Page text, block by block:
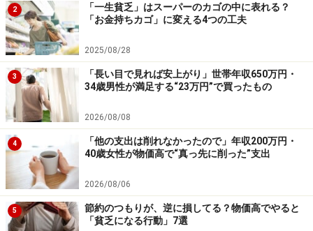
最近では、本業以外に副業を許す会社が増えてきていま
す。会社の就業規定をよく確認して、空いた時間を収入
アップにつなげましょう。副業には、他の事業所に働き
に行くものから、自宅でパソコンなどを使って収入を得
るものまで多岐にわたります。
具体的には、土日、祝日だけコンビニやカフェなどのシ
ョップで働く人もいれば、自宅でWebライター、プログ
ラミング、動画編集、オンライン教師などで収入を得る
人もいます。いずれの場合も、本業や家庭生活などに悪
影響が出ない範囲で、自分に合った方法を選びましょ
う。
2
「一生貧乏」はスーパーのカゴの中に表れる？
「お金持ちカゴ」に変える4つの工夫
2025/08/28
3
「長い目で見れば安上がり」世帯年収650万円・
34歳男性が満足する“23万円”で買ったもの
2026/08/08
4
「他の支出は削れなかったので」年収200万円・
40歳女性が物価高で“真っ先に削った”支出
2026/08/06
5
節約のつもりが、逆に損してる？物価高でやると
「貧乏になる行動」7選